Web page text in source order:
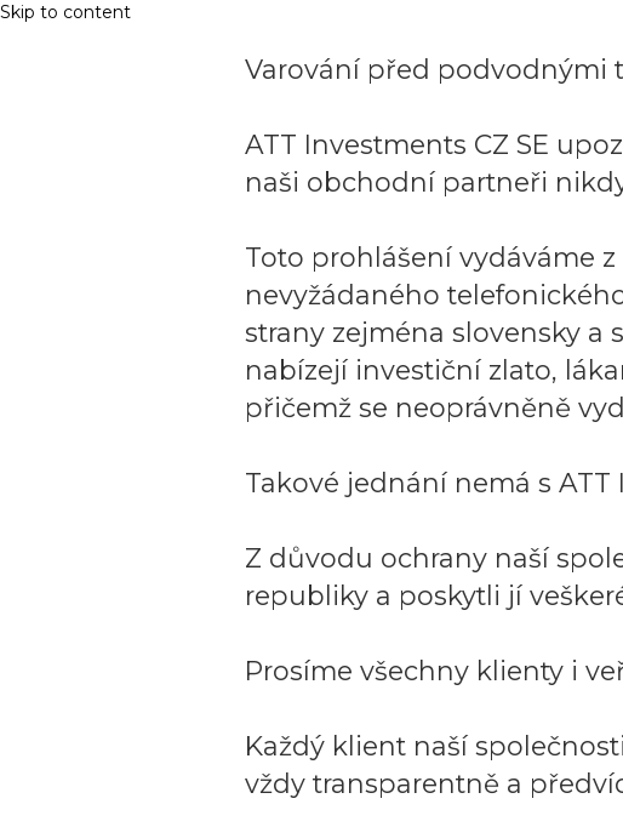
Skip to content
Varování před podvodnými
ATT Investments CZ SE
naši obchodní partneři
Toto prohlášení vydáváme
nevyžádaného
strany zejména slovensky a
nabízejí investiční zlato,
přičemž se neoprávněně
Takové jednání nemá s ATT
Z důvodu ochrany naší
republiky a poskytli jí
Prosíme všechny klienty i
Každý klient naší
vždy transparentně a